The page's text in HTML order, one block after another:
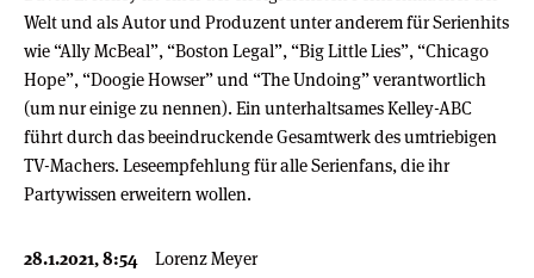
Welt und als Autor und Produzent unter anderem für Serienhits
wie “Ally McBeal”, “Boston Legal”, “Big Little Lies”, “Chicago
Hope”, “Doogie Howser” und “The Undoing” verantwortlich
(um nur einige zu nennen). Ein unterhaltsames Kelley-ABC
führt durch das beeindruckende Gesamtwerk des umtriebigen
TV-Machers. Leseempfehlung für alle Serienfans, die ihr
Partywissen erweitern wollen.
28.1.2021, 8:54 Lorenz Meyer